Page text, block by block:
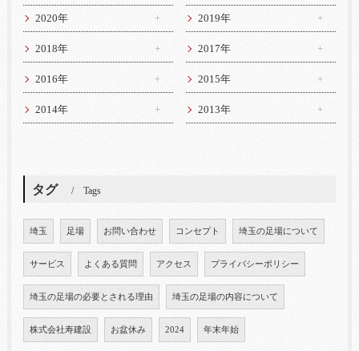
2020年 2019年
2018年 2017年
2016年 2015年
2014年 2013年
タグ Tags
埼玉 足場 お問い合わせ コンセプト 埼玉の足場について
サービス よくある質問 アクセス プライバシーポリシー
埼玉の足場の必要とされる理由 埼玉の足場の内容について
株式会社寿建設 お盆休み 2024 年末年始